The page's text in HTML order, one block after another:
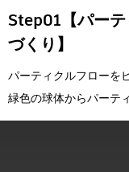
Step01【パー
づくり】
パーティクルフローを
緑色の球体からパーテ